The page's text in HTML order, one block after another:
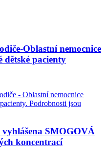
Oblastní nemocnice
dětské pacienty
- Oblastní nemocnice
Podrobnosti jsou
SMOGOVÁ
koncentrací